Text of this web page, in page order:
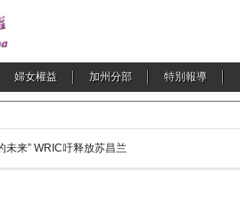
婦女權益 加州分部 特別報導
未来” WRIC吁释放苏昌兰